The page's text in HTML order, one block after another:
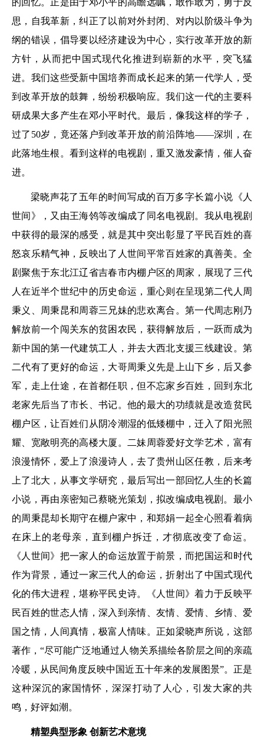
的回忆。正是由于邓小平的高瞻远瞩，敢作敢为，勇于反
思，自我革新，纠正了以前对外封闭、对内以阶级斗争为
纲的错误，倡导要以经济建设为中心，实行改革开放的新
方针，从而把中国式现代化推进到崭新的水平，突飞猛
进。我们这些受新中国培养而成长起来的第一代学人，受
到改革开放的鼓舞，纷纷积极响应。我们这一代的主要科
研成果大多产生在邓小平时代。最后，像我这样的学子，
过了50岁，竟还落户到改革开放的前沿阵地——深圳，在
此落地生根。看到这样的电视剧，重又激发豪情，催人奋
进。
梁晓声花了五年的时间写成的百万多字长篇小说《人
世间》，又由王海鸰等改编成了同名电视剧。我从电视剧
中获得的最深的感受，就是其中突出彰显了平民百姓的喜
怒哀乐精气神，反映出了人世间平常百姓家的真善美。全
剧聚焦于东北江辽省吉春市内棚户区的周家，展现了三代
人在近半个世纪中的历史命运，重心则在呈现第二代人周
秉义、周秉昆和周蓉三兄妹的悲欢离合。第一代周志刚乃
解放前一个闯关东的贫困农民，获得解放后，一跃而成为
新中国的第一代建筑工人，并去大西北支援三线建设。第
二代有了更好的命运，大哥周秉义先是上山下乡，后又参
军，走上仕途，在首都任职，但不忘家乡百姓，回到东北
老家先后当了市长、书记。他的最大的功绩就是改造贫民
棚户区，让百姓们从阴冷潮湿的低矮棚中，迁入了阳光照
耀、宽敞明亮的高楼大厦。二妹周蓉爱好文学艺术，富有
浪漫情怀，爱上了浪漫诗人，去了贵州山区任教，后来考
上了北大，从事文学研究，最后写出一部回忆人生的长篇
小说，再由亲密知己蔡晓光策划，拟改编成电视剧。最小
的周秉昆却长期守在棚户家中，和郑娟一起全心照看着病
在床上的老母亲，直到棚户拆迁，才彻底改变了命运。
《人世间》把一家人的命运放置于前景，而把国运和时代
作为背景，通过一家三代人的命运，折射出了中国式现代
化的伟大进程，堪称平民史诗。《人世间》着力于反映平
民百姓的世态人情，深入到亲情、友情、爱情、乡情、爱
国之情，人间真情，极富人情味。正如梁晓声所说，这部
著作，“尽可能广泛地通过人物关系描绘各阶层之间的亲疏
冷暖，从民间角度反映中国近五十年来的发展图景”。正是
这种深沉的家国情怀，深深打动了人心，引发大家的共
鸣，好评如潮。
精塑典型形象 创新艺术意境